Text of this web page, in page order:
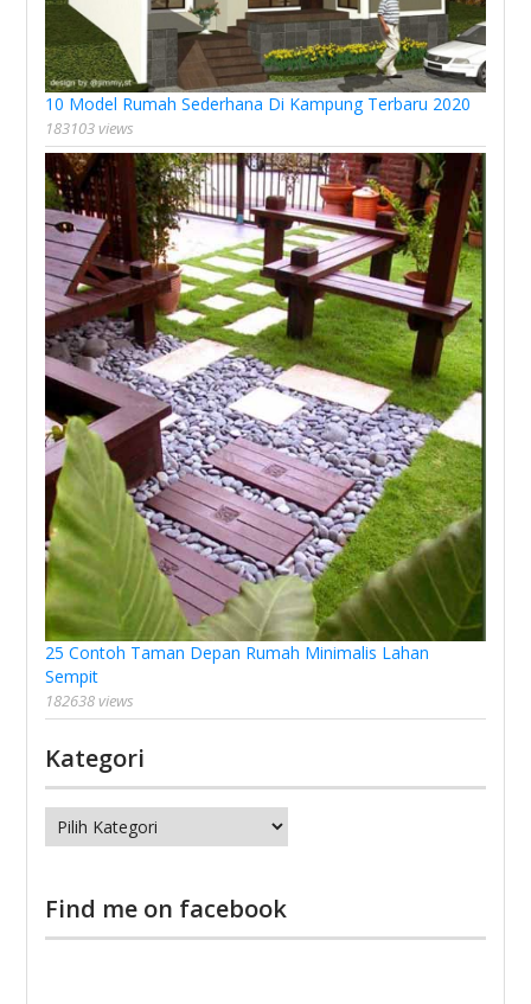
10 Model Rumah Sederhana Di Kampung Terbaru 2020
183103 views
25 Contoh Taman Depan Rumah Minimalis Lahan
Sempit
182638 views
Kategori
Kategori
Find me on facebook